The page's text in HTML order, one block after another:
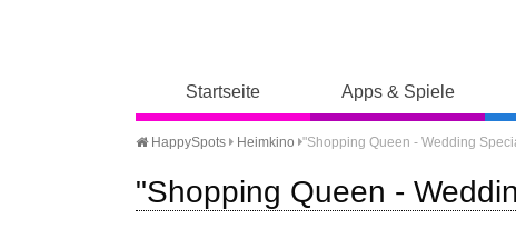
Startseite Apps & Spiele
HappySpots Heimkino "Shopping Queen - Wedding
"Shopping Queen -